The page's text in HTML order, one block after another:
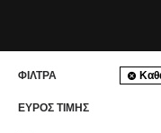
ΦΊΛΤΡΑ
ΕΥΡΟΣ ΤΙΜΗΣ